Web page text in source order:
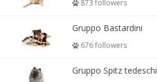
873 followers
Gruppo Bastardini
676 followers
Gruppo Spitz tedeschi